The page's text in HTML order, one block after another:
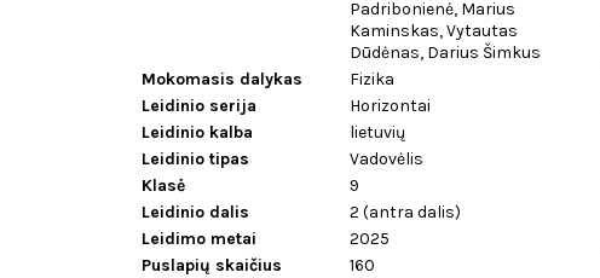
Padribonienė, Marius
Kaminskas, Vytautas
Dūdėnas, Darius Šimkus
Mokomasis dalykas
Fizika
Leidinio serija
Horizontai
Leidinio kalba
lietuvių
Leidinio tipas
Vadovėlis
Klasė
9
Leidinio dalis
2 (antra dalis)
Leidimo metai
2025
Puslapių skaičius
160